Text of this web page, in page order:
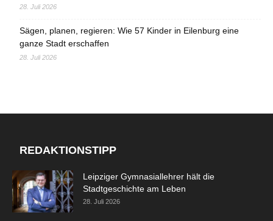
28. Juli 2026
Sägen, planen, regieren: Wie 57 Kinder in Eilenburg eine
ganze Stadt erschaffen
28. Juli 2026
REDAKTIONSTIPP
Leipziger Gymnasiallehrer hält die
Stadtgeschichte am Leben
28. Juli 2026